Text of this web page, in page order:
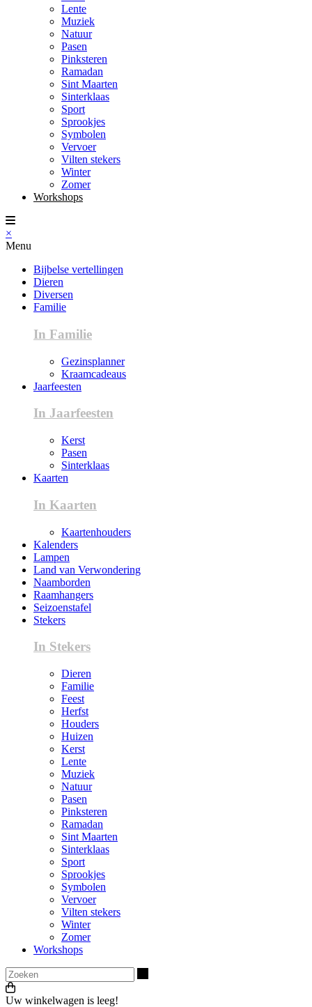
Lente
Muziek
Natuur
Pasen
Pinksteren
Ramadan
Sint Maarten
Sinterklaas
Sport
Sprookjes
Symbolen
Vervoer
Vilten stekers
Winter
Zomer
Workshops
×
Menu
Bijbelse vertellingen
Dieren
Diversen
Familie
In Familie
Gezinsplanner
Kraamcadeaus
Jaarfeesten
In Jaarfeesten
Kerst
Pasen
Sinterklaas
Kaarten
In Kaarten
Kaartenhouders
Kalenders
Lampen
Land van Verwondering
Naamborden
Raamhangers
Seizoenstafel
Stekers
In Stekers
Dieren
Familie
Feest
Herfst
Houders
Huizen
Kerst
Lente
Muziek
Natuur
Pasen
Pinksteren
Ramadan
Sint Maarten
Sinterklaas
Sport
Sprookjes
Symbolen
Vervoer
Vilten stekers
Winter
Zomer
Workshops
Uw winkelwagen is leeg!